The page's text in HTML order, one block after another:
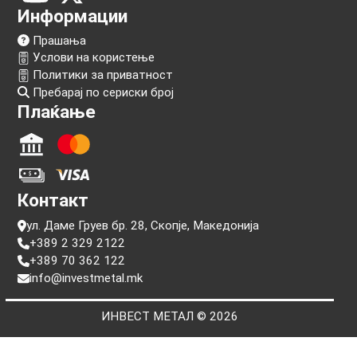
Следи нѐ!
Информации
Прашања
Услови на користење
Политики за приватност
Пребарај по сериски број
Плаќање